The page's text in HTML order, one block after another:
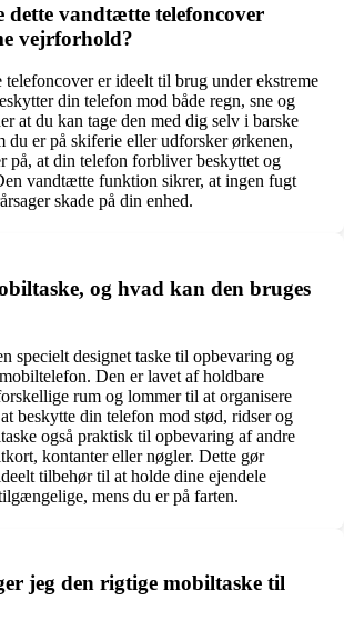
dette vandtætte telefoncover
vejrforhold?
telefoncover er ideelt til brug under ekstreme
din telefon mod både regn, sne og
at du kan tage den med dig selv i barske
du er på skiferie eller udforsker ørkenen,
på, at din telefon forbliver beskyttet og
vandtætte funktion sikrer, at ingen fugt
skade på din enhed.
og hvad kan den bruges
specielt designet taske til opbevaring og
Den er lavet af holdbare
rum og lommer til at organisere
beskytte din telefon mod stød, ridser og
også praktisk til opbevaring af andre
kontanter eller nøgler. Dette gør
tilbehør til at holde dine ejendele
mens du er på farten.
jeg den rigtige mobiltaske til